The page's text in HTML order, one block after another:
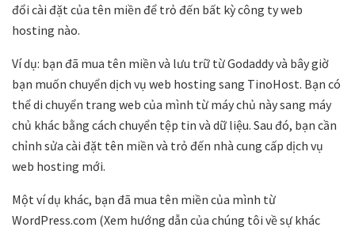
đổi cài đặt của tên miền để trỏ đến bất kỳ công ty web
hosting nào.
Ví dụ: bạn đã mua tên miền và lưu trữ từ Godaddy và bây giờ
bạn muốn chuyển dịch vụ web hosting sang TinoHost. Bạn có
thể di chuyển trang web của mình từ máy chủ này sang máy
chủ khác bằng cách chuyển tệp tin và dữ liệu. Sau đó, bạn cần
chỉnh sửa cài đặt tên miền và trỏ đến nhà cung cấp dịch vụ
web hosting mới.
Một ví dụ khác, bạn đã mua tên miền của mình từ
WordPress.com (Xem hướng dẫn của chúng tôi về sự khác